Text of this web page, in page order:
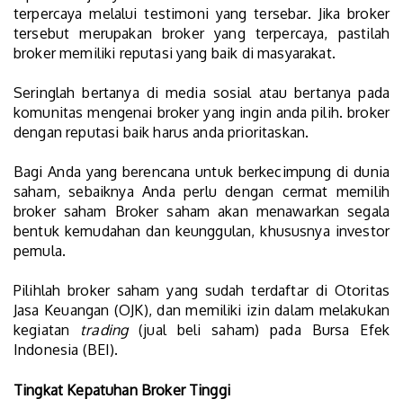
terpercaya melalui testimoni yang tersebar. Jika broker
tersebut merupakan broker yang terpercaya, pastilah
broker memiliki reputasi yang baik di masyarakat.
Seringlah bertanya di media sosial atau bertanya pada
komunitas mengenai broker yang ingin anda pilih. broker
dengan reputasi baik harus anda prioritaskan.
Bagi Anda yang berencana untuk berkecimpung di dunia
saham, sebaiknya Anda perlu dengan cermat memilih
broker saham Broker saham akan menawarkan segala
bentuk kemudahan dan keunggulan, khususnya investor
pemula.
Pilihlah broker saham yang sudah terdaftar di Otoritas
Jasa Keuangan (OJK), dan memiliki izin dalam melakukan
kegiatan trading(jual beli saham) pada Bursa Efek
Indonesia (BEI).
Tingkat Kepatuhan Broker Tinggi